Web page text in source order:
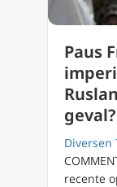
Paus
geval?
Diversen
recente